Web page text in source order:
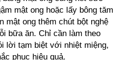
mật ong hoặc lấy bông tăm
mật ong thêm chút bột nghệ
bữa ăn. Chỉ cần làm theo
lời tạm biệt với nhiệt miệng,
phục hiệu quả.